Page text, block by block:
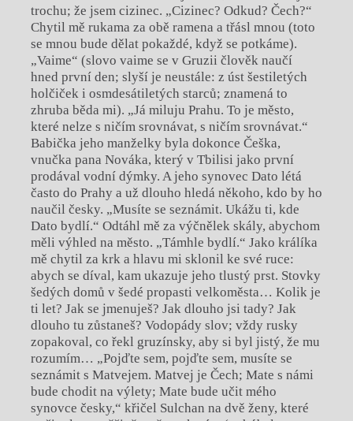
trochu; že jsem cizinec. „Cizinec? Odkud? Čech?“
Chytil mě rukama za obě ramena a třásl mnou (toto
se mnou bude dělat pokaždé, když se potkáme).
„Vaime“ (slovo vaime se v Gruzii člověk naučí
hned první den; slyší je neustále: z úst šestiletých
holčiček i osmdesátiletých starců; znamená to
zhruba běda mi). „Já miluju Prahu. To je město,
které nelze s ničím srovnávat, s ničím srovnávat.“
Babička jeho manželky byla dokonce Češka,
vnučka pana Nováka, který v Tbilisi jako první
prodával vodní dýmky. A jeho synovec Dato létá
často do Prahy a už dlouho hledá někoho, kdo by ho
naučil česky. „Musíte se seznámit. Ukážu ti, kde
Dato bydlí.“ Odtáhl mě za výčnělek skály, abychom
měli výhled na město. „Támhle bydlí.“ Jako králíka
mě chytil za krk a hlavu mi sklonil ke své ruce:
abych se díval, kam ukazuje jeho tlustý prst. Stovky
šedých domů v šedé propasti velkoměsta… Kolik je
ti let? Jak se jmenuješ? Jak dlouho jsi tady? Jak
dlouho tu zůstaneš? Vodopády slov; vždy rusky
zopakoval, co řekl gruzínsky, aby si byl jistý, že mu
rozumím… „Pojďte sem, pojďte sem, musíte se
seznámit s Matvejem. Matvej je Čech; Mate s námi
bude chodit na výlety; Mate bude učit mého
synovce česky,“ křičel Sulchan na dvě ženy, které